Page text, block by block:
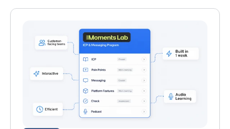
training from your playbooks and real